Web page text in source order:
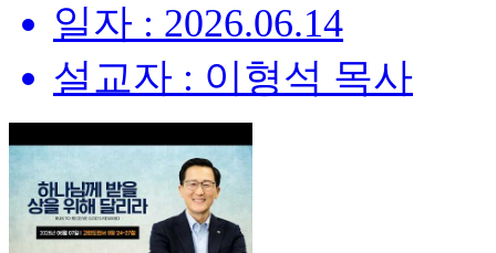
일자 : 2026.06.14
설교자 : 이형석 목사